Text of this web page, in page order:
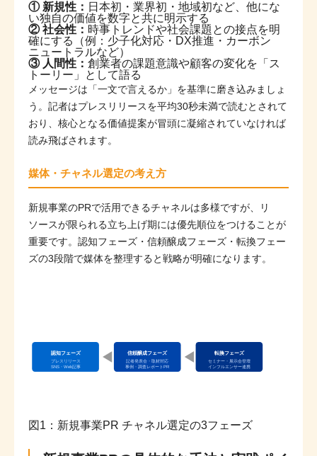
① 新規性： 日本初・業界初・地域初など、他にな
い独自の価値を数字と共に明示する
② 社会性： 時事トレンドや社会課題との接点を明
確にする（例：少子化対応・DX推進・カーボン
ニュートラルなど）
③ 人間性： 創業者の課題意識や顧客の変化を「ス
トーリー」として語る
メッセージは「一文で言えるか」を基準に磨き込みましょ
う。記者はプレスリリースを平均30秒未満で読むとされて
おり、核心となる価値提案が冒頭に凝縮されていなければ
読み飛ばされます。
媒体・チャネル選定の考え方
新規事業のPRで活用できるチャネルは多様ですが、リ
ソースが限られる立ち上げ期には優先順位をつけることが
重要です。認知フェーズ・信頼醸成フェーズ・転換フェー
ズの3段階で媒体を整理すると戦略が明確になります。
認知フェーズ
プレスリリース
SNS・Web記事
信頼醸成フェーズ
記者発表会・取材対応
事例・調査レポートPR
転換フェーズ
セミナー・展示会登壇
インフルエンサー連携
図1：新規事業PR チャネル選定の3フェーズ